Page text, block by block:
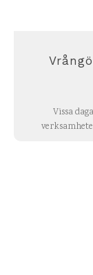
Vissa